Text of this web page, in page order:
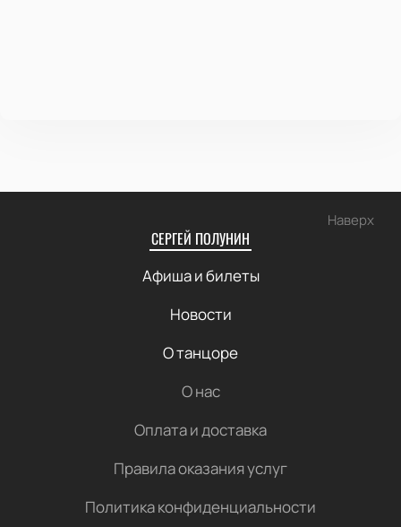
Наверх
СЕРГЕЙ ПОЛУНИН
Афиша и билеты
Новости
О танцоре
О нас
Оплата и доставка
Правила оказания услуг
Политика конфиденциальности